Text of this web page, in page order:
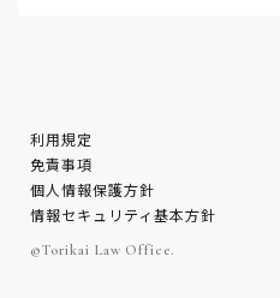
利用規定
免責事項
個人情報保護方針
情報セキュリティ基本方針
©Torikai Law Office.